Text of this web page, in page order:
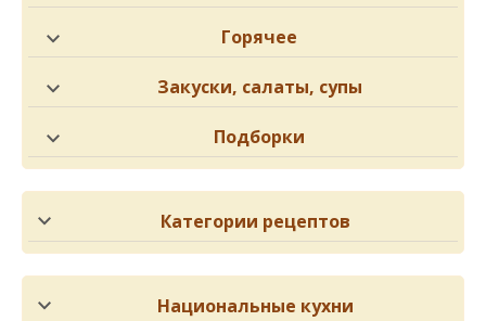
Горячее
Закуски, салаты, супы
Подборки
Категории рецептов
Национальные кухни